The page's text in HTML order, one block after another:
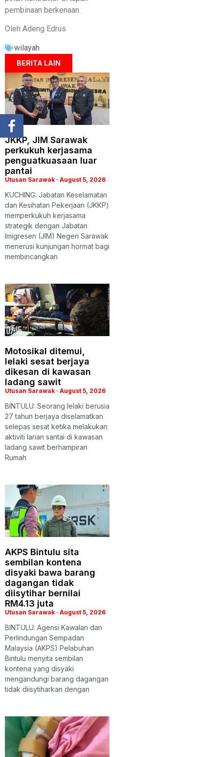
pembinaan berkenaan.
Oleh Adeng Edrus
wilayah
BERITA LAIN
JKKP, JIM Sarawak
perkukuh kerjasama
penguatkuasaan luar
pantai
Utusan Sarawak August 5, 2026
KUCHING: Jabatan Keselamatan
dan Kesihatan Pekerjaan (JKKP)
memperkukuh kerjasama
strategik dengan Jabatan
Imigresen (JIM) Negeri Sarawak
menerusi kunjungan hormat bagi
membincangkan
Motosikal ditemui,
lelaki sesat berjaya
dikesan di kawasan
ladang sawit
Utusan Sarawak August 5, 2026
BINTULU: Seorang lelaki berusia
27 tahun berjaya diselamatkan
selepas sesat ketika melakukan
aktiviti larian santai di kawasan
ladang sawit berhampiran
Rumah
AKPS Bintulu sita
sembilan kontena
disyaki bawa barang
dagangan tidak
diisytihar bernilai
RM4.13 juta
Utusan Sarawak August 5, 2026
BINTULU: Agensi Kawalan dan
Perlindungan Sempadan
Malaysia (AKPS) Pelabuhan
Bintulu menyita sembilan
kontena yang disyaki
mengandungi barang dagangan
tidak diisytiharkan dengan